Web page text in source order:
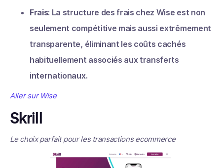
Frais: La structure des frais chez Wise est non
seulement compétitive mais aussi extrêmement
transparente, éliminant les coûts cachés
habituellement associés aux transferts
internationaux.
Aller sur Wise
Skrill
Le choix parfait pour les transactions ecommerce